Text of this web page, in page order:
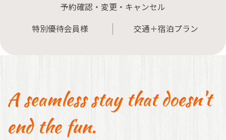
予約確認・変更・キャンセル
特別優待会員様 交通＋宿泊プラン
A seamless stay that doesn't
end the fun.